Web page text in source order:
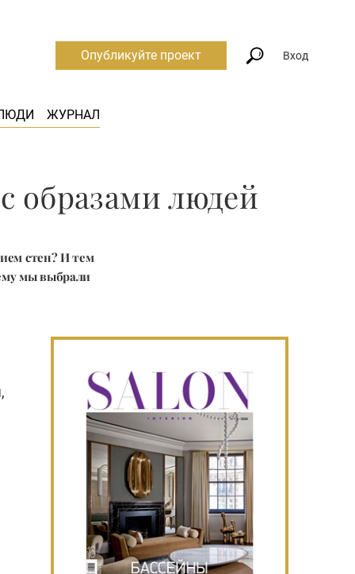
ЖУРНАЛ
Опубликуйте проект Вход
образами людей
стен? И тем
мы выбрали